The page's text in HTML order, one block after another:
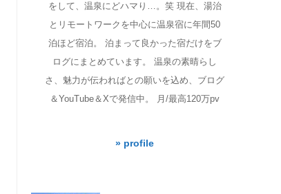
をして、温泉にどハマり…。笑 現在、湯治
とリモートワークを中心に温泉宿に年間50
泊ほど宿泊。 泊まって良かった宿だけをブ
ログにまとめています。 温泉の素晴らし
さ、魅力が伝わればとの願いを込め、ブログ
＆YouTube＆Xで発信中。 月/最高120万pv
» profile